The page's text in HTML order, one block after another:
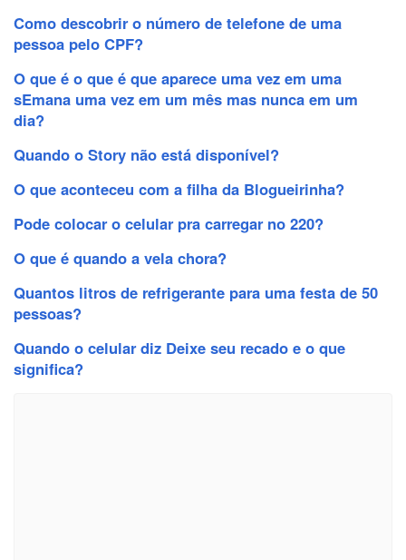
Como descobrir o número de telefone de uma
pessoa pelo CPF?
O que é o que é que aparece uma vez em uma
sEmana uma vez em um mês mas nunca em um
dia?
Quando o Story não está disponível?
O que aconteceu com a filha da Blogueirinha?
Pode colocar o celular pra carregar no 220?
O que é quando a vela chora?
Quantos litros de refrigerante para uma festa de 50
pessoas?
Quando o celular diz Deixe seu recado e o que
significa?